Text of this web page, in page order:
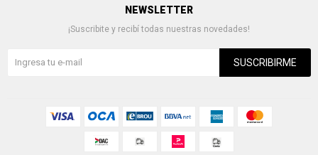
NEWSLETTER
¡Suscribite y recibí todas nuestras novedades!
SUSCRIBIRME